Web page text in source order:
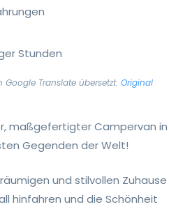
Stunden
Translate übersetzt. Original
maßgefertigter Campervan in
Gegenden der Welt!
und stilvollen Zuhause
hinfahren und die Schönheit